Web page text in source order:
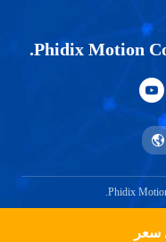
سعر
Phidix Motion
Phidix
احصل على اقتباس